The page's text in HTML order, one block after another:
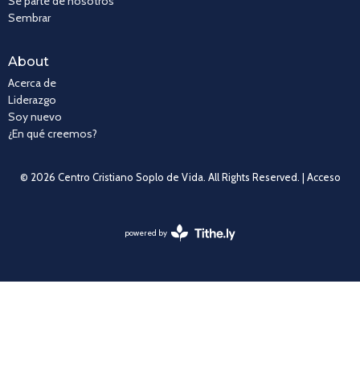
Sembrar
About
Acerca de
Liderazgo
Soy nuevo
¿En qué creemos?
© 2026 Centro Cristiano Soplo de Vida. All Rights Reserved. | Acceso
powered by
Website